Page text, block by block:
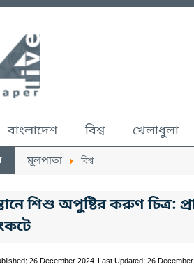
বাংলাদেশ বিশ্ব খেলাধুলা
মূলপাতা বিশ্ব
শিশু অপুষ্টির করুণ চিত্র:
26 December 2024 Last Updated: 26